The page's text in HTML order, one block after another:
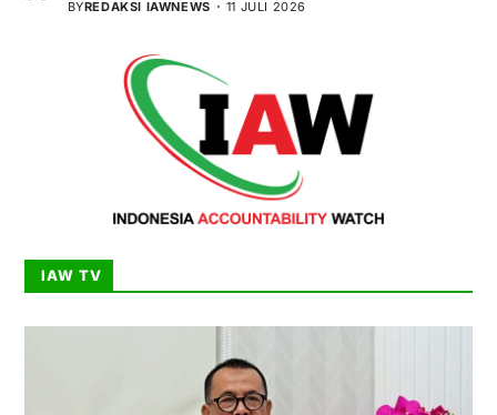
BYREDAKSI IAWNEWS 11 JULI 2026
IAW TV